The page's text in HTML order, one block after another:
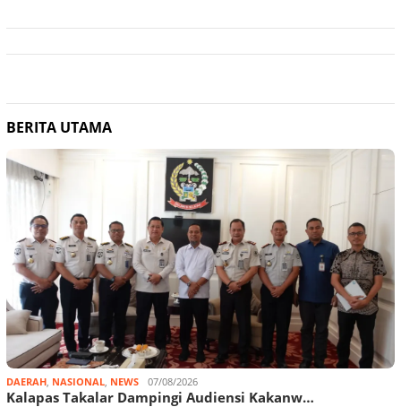
BERITA UTAMA
DAERAH NASIONAL NEWS 07/08/2026
Kalapas Takalar Dampingi Audiensi Kakanw…